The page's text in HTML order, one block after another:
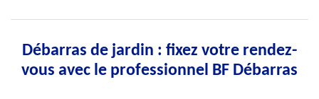
Débarras de jardin : fixez votre rendez-
vous avec le professionnel BF Débarras